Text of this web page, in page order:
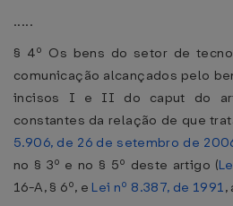
.....
§ 4º Os bens do setor de
comunicação alcançados pelo
incisos I e II do caput do
constantes da relação de que
5.906, de 26 de setembro de
no § 3º e no § 5º deste artigo (
16-A, § 6º, e Lei nº 8.387, de 1991,